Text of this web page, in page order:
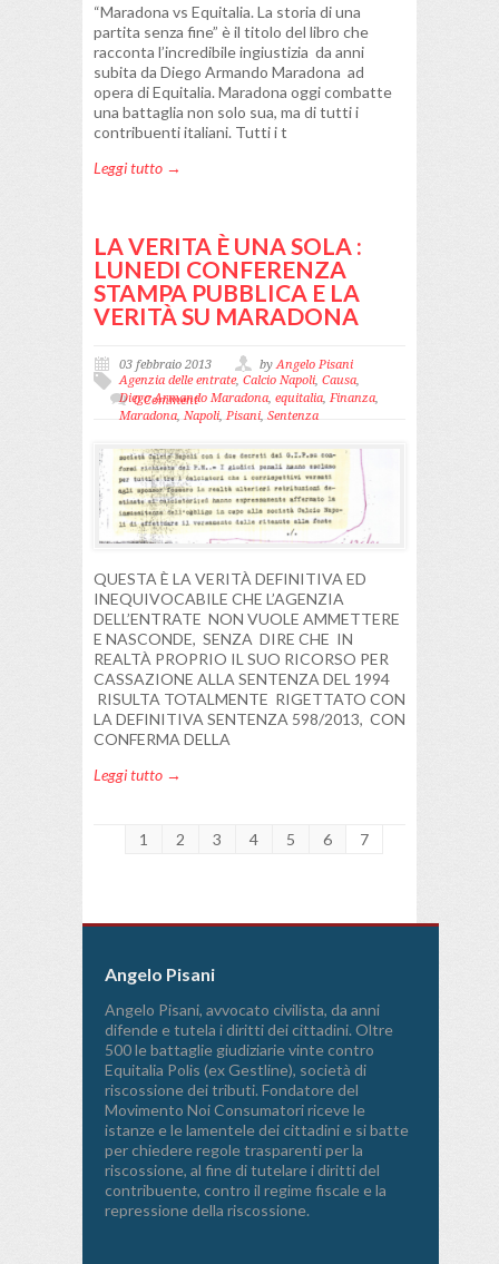
“Maradona vs Equitalia. La storia di una
partita senza fine” è il titolo del libro che
racconta l’incredibile ingiustizia da anni
subita da Diego Armando Maradona ad
opera di Equitalia. Maradona oggi combatte
una battaglia non solo sua, ma di tutti i
contribuenti italiani. Tutti i t
Leggi tutto →
LA VERITA È UNA SOLA :
LUNEDI CONFERENZA
STAMPA PUBBLICA E LA
VERITÀ SU MARADONA
03 febbraio 2013 by Angelo Pisani
Agenzia delle entrate, Calcio Napoli Causa
Diego Armando Maradona equitalia Finanza
Maradona Napoli Pisani Sentenza
0 Comment
QUESTA È LA VERITÀ DEFINITIVA ED
INEQUIVOCABILE CHE L’AGENZIA
DELL’ENTRATE NON VUOLE AMMETTERE
E NASCONDE, SENZA DIRE CHE IN
REALTÀ PROPRIO IL SUO RICORSO PER
CASSAZIONE ALLA SENTENZA DEL 1994
RISULTA TOTALMENTE RIGETTATO CON
LA DEFINITIVA SENTENZA 598/2013, CON
CONFERMA DELLA
Leggi tutto →
1 2 3 4 5 6 7
Angelo Pisani
Angelo Pisani, avvocato civilista, da anni
difende e tutela i diritti dei cittadini. Oltre
500 le battaglie giudiziarie vinte contro
Equitalia Polis (ex Gestline), società di
riscossione dei tributi. Fondatore del
Movimento Noi Consumatori riceve le
istanze e le lamentele dei cittadini e si batte
per chiedere regole trasparenti per la
riscossione, al fine di tutelare i diritti del
contribuente, contro il regime fiscale e la
repressione della riscossione.